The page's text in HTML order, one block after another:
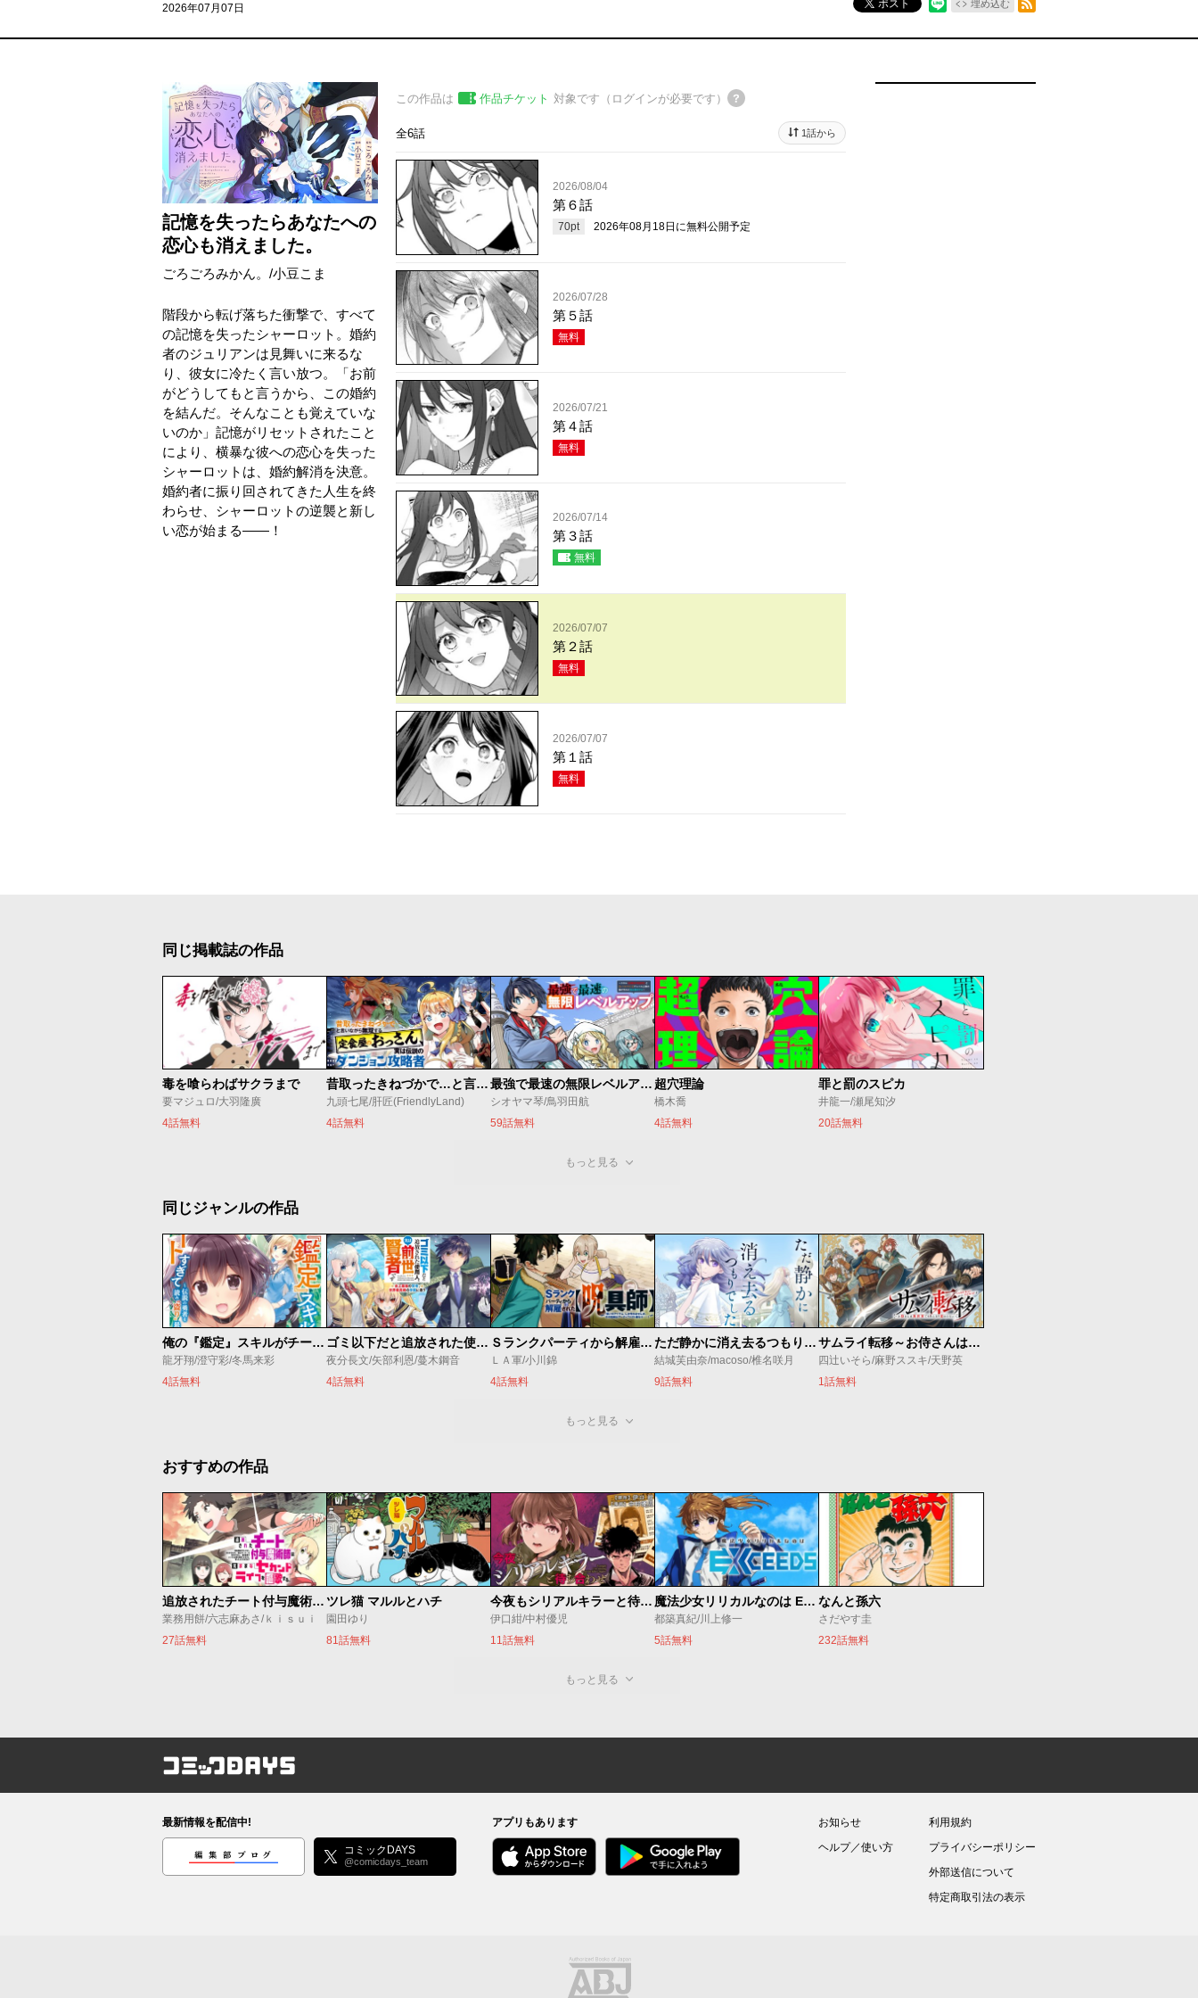
2026年07月07日 ポスト 埋め込む
記憶を失ったらあなたへの
恋心も消えました。
ごろごろみかん。 /小豆こま
階段から転げ落ちた衝撃で、すべて
の記憶を失ったシャーロット。婚約
者のジュリアンは見舞いに来るな
り、彼女に冷たく言い放つ。「お前
がどうしてもと言うから、この婚約
を結んだ。そんなことも覚えていな
いのか」記憶がリセットされたこと
により、横暴な彼への恋心を失った
シャーロットは、婚約解消を決意。
婚約者に振り回されてきた人生を終
わらせ、シャーロットの逆襲と新し
い恋が始まる――！
この作品は 作品チケット 対象です（ログインが必要です）
全6話 1話から
2026/08/04
第６話
70pt 2026年08月18日 に無料公開予定
2026/07/28
第５話
無料
2026/07/21
第４話
無料
2026/07/14
第３話
無料
2026/07/07
第２話
無料
2026/07/07
第１話
無料
同じ掲載誌の作品
毒を喰らわばサクラまで
要マジュロ/大羽隆廣
4話無料
昔取ったきねづかで…と言いながら無双する定食屋のおっさん、実は伝説のダンジョン攻略者
九頭七尾/肝匠(FriendlyLand)
4話無料
最強で最速の無限レベルアップ ～スキル【経験値１０００倍】と【レベルフリー】でレベル上限の枷が外れた俺は無双する～
シオヤマ琴/鳥羽田航
59話無料
超穴理論
橋木喬
4話無料
罪と罰のスピカ
井龍一/瀬尾知汐
20話無料
もっと見る
同じジャンルの作品
俺の『鑑定』スキルがチートすぎて
龍牙翔/澄守彩/冬馬来彩
4話無料
ゴミ以下だと追放された使用人、実は前世賢者です ～史上最強の賢者、世界最高峰の学園に通う～
夜分長文/矢部利恩/蔓木鋼音
4話無料
Ｓランクパーティから解雇された【呪具師】～『呪いのアイテム』しか作れませんが、その性能はアーティファクト級なり……！～
ＬＡ軍/小川錦
4話無料
ただ静かに消え去るつもりでした
結城芙由奈/macoso/椎名咲月
9話無料
サムライ転移～お侍さんは異世界でもあんまり変わらない～
四辻いそら/麻野ススキ/天野英
1話無料
もっと見る
おすすめの作品
追放されたチート付与魔術師は気ままなセカンドライフを謳歌する。 ～俺は武器だけじゃなく、あらゆるものに『強化ポイント』を付与できるし、俺の意思でいつでも効果を解除できるけど、残った人たち大丈夫？～
業務用餅/六志麻あさ/ｋｉｓｕｉ
27話無料
ツレ猫 マルルとハチ
園田ゆり
81話無料
今夜もシリアルキラーと待ち合わせ
伊口紺/中村優児
11話無料
魔法少女リリカルなのは EXCEEDS
都築真紀/川上修一
5話無料
なんと孫六
さだやす圭
232話無料
もっと見る
コミックDAYS
最新情報を配信中!
編集部ブログ コミックDAYS
@comicdays_team
アプリもあります
お知らせ
ヘルプ／使い方
利用規約
プライバシーポリシー
外部送信について
特定商取引法の表示